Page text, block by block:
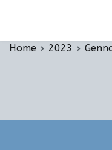
Home 2023